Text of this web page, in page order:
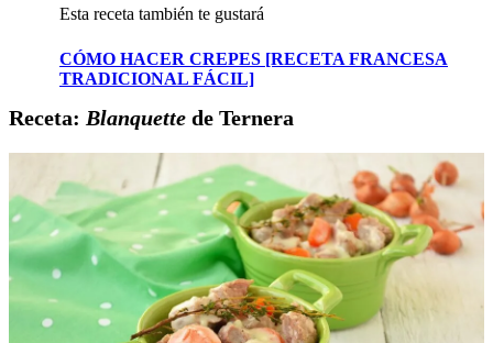
Esta receta también te gustará
CÓMO HACER CREPES [RECETA FRANCESA
TRADICIONAL FÁCIL]
Receta: Blanquette de Ternera